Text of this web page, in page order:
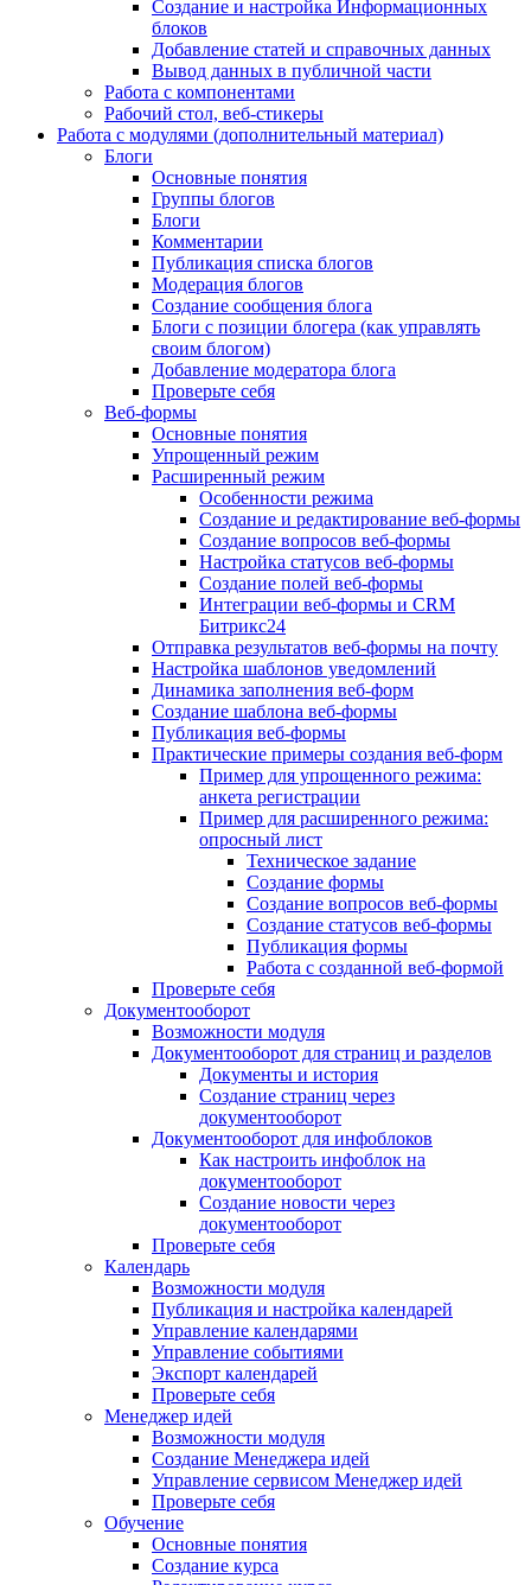
Создание и настройка Информационных
блоков
Добавление статей и справочных данных
Вывод данных в публичной части
Работа с компонентами
Рабочий стол, веб-стикеры
Работа с модулями (дополнительный материал)
Блоги
Основные понятия
Группы блогов
Блоги
Комментарии
Публикация списка блогов
Модерация блогов
Создание сообщения блога
Блоги с позиции блогера (как управлять
своим блогом)
Добавление модератора блога
Проверьте себя
Веб-формы
Основные понятия
Упрощенный режим
Расширенный режим
Особенности режима
Создание и редактирование веб-формы
Создание вопросов веб-формы
Настройка статусов веб-формы
Создание полей веб-формы
Интеграции веб-формы и CRM
Битрикс24
Отправка результатов веб-формы на почту
Настройка шаблонов уведомлений
Динамика заполнения веб-форм
Создание шаблона веб-формы
Публикация веб-формы
Практические примеры создания веб-форм
Пример для упрощенного режима:
анкета регистрации
Пример для расширенного режима:
опросный лист
Техническое задание
Создание формы
Создание вопросов веб-формы
Создание статусов веб-формы
Публикация формы
Работа с созданной веб-формой
Проверьте себя
Документооборот
Возможности модуля
Документооборот для страниц и разделов
Документы и история
Создание страниц через
документооборот
Документооборот для инфоблоков
Как настроить инфоблок на
документооборот
Создание новости через
документооборот
Проверьте себя
Календарь
Возможности модуля
Публикация и настройка календарей
Управление календарями
Управление событиями
Экспорт календарей
Проверьте себя
Менеджер идей
Возможности модуля
Создание Менеджера идей
Управление сервисом Менеджер идей
Проверьте себя
Обучение
Основные понятия
Создание курса